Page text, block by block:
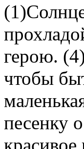
герою.
чтобы
песенку